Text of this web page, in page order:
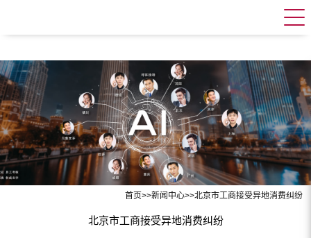
首页>>新闻中心>>北京市工商接受异地消费纠纷
北京市工商接受异地消费纠纷